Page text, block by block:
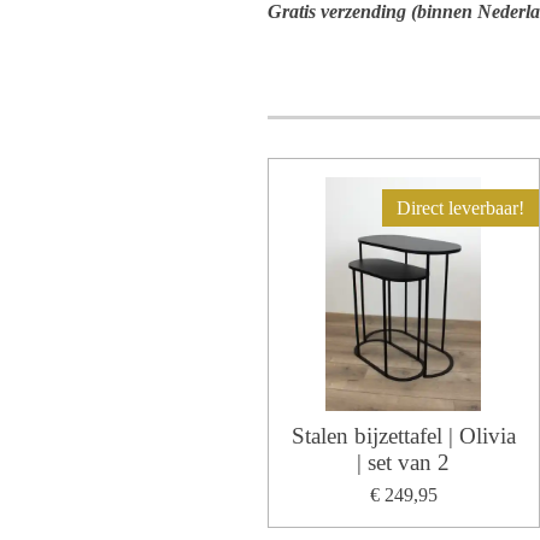
Gratis verzending (binnen
Direct leverbaar!
Stalen bijzettafel | Olivia
| set van 2
€ 249,95